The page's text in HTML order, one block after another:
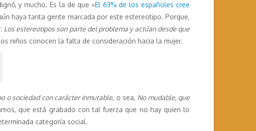
y mucho. Es la de que «El 63% de los españoles cree
haya tanta gente marcada por este estereotipo. Porque,
: Los estereotipos son parte del problema y actúan desde que
niños conocen la falta de consideración hacia la mujer.
o sociedad con carácter inmutable, o sea, No mudable, que
que está grabado con tal fuerza que no hay quien lo
categoría social.